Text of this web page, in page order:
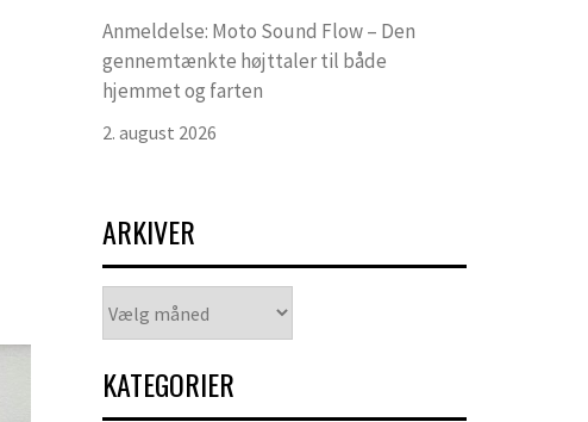
Anmeldelse: Moto Sound Flow – Den
gennemtænkte højttaler til både
hjemmet og farten
2. august 2026
ARKIVER
KATEGORIER